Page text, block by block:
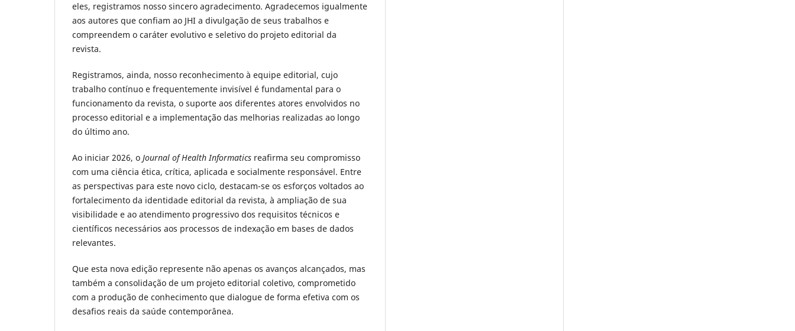
eles, registramos nosso sincero agradecimento. Agradecemos igualmente
aos autores que confiam ao JHI a divulgação de seus trabalhos e
compreendem o caráter evolutivo e seletivo do projeto editorial da
revista.
Registramos, ainda, nosso reconhecimento à equipe editorial, cujo
trabalho contínuo e frequentemente invisível é fundamental para o
funcionamento da revista, o suporte aos diferentes atores envolvidos no
processo editorial e a implementação das melhorias realizadas ao longo
do último ano.
Ao iniciar 2026, o Journal of Health Informatics reafirma seu compromisso
com uma ciência ética, crítica, aplicada e socialmente responsável. Entre
as perspectivas para este novo ciclo, destacam-se os esforços voltados ao
fortalecimento da identidade editorial da revista, à ampliação de sua
visibilidade e ao atendimento progressivo dos requisitos técnicos e
científicos necessários aos processos de indexação em bases de dados
relevantes.
Que esta nova edição represente não apenas os avanços alcançados, mas
também a consolidação de um projeto editorial coletivo, comprometido
com a produção de conhecimento que dialogue de forma efetiva com os
desafios reais da saúde contemporânea.